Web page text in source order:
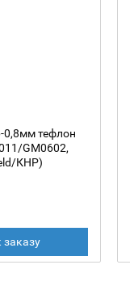
0,8мм тефлон
GM0602,
КНР)
заказу